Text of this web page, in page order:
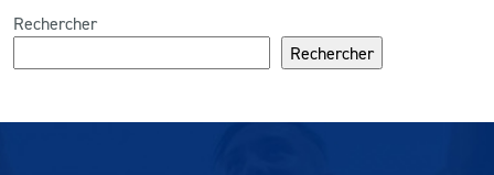
Rechercher
Rechercher